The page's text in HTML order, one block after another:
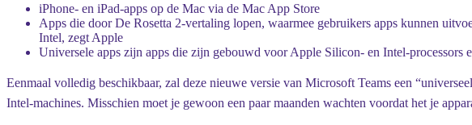
iPhone- en iPad-apps op de Mac via de Mac App Store
Apps die door De Rosetta 2-vertaling lopen, waarmee gebruikers apps kunnen
Intel, zegt Apple
Universele apps zijn apps die zijn gebouwd voor Apple Silicon- en Intel-
Eenmaal volledig beschikbaar, zal deze nieuwe versie van Microsoft Teams een
Intel-machines. Misschien moet je gewoon een paar maanden wachten voordat het je